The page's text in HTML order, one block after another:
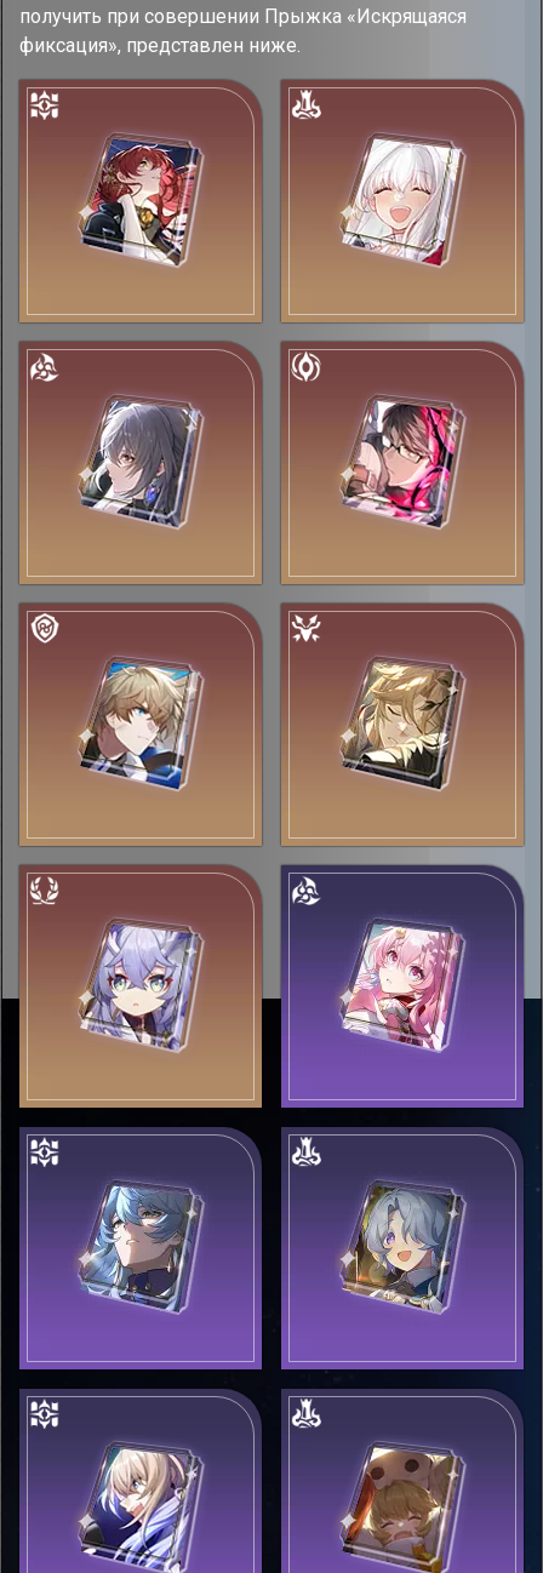
получить при совершении Прыжка «Искрящаяся
фиксация», представлен ниже.